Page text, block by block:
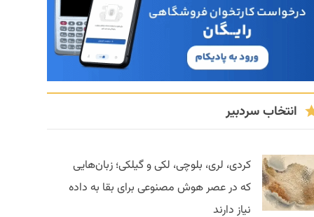
انتخاب سردبیر
کردی، لری، بلوچی، لکی و گیلکی؛ زبان‌هایی
که در عصر هوش مصنوعی برای بقا به داده
نیاز دارند